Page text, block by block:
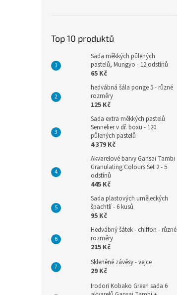
Top 10 produktů
Sada měkkých půlených
pastelů, Mungyo - 12 odstínů
65 Kč
hedvábná šála ponge 5 - různé
rozměry
125 Kč
Sada extra měkkých pastelů
Sennelier v dř. boxu - 120
půlených pastelů
4 379 Kč
Akvarelové barvy Gansai Tambi
Granulating Colours Set 2 - 5
odstínů
445 Kč
Sada plastových uměleckých
špachtlí - 6 kusů
95 Kč
Hedvábný šátek - chiffon - různé
rozměry
215 Kč
Skleněné závěsy - vejce
29 Kč
Irodori Kobako Green sada 6